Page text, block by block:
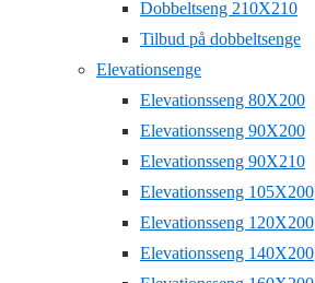
Dobbeltseng 210X210
Tilbud på dobbeltsenge
Elevationsenge
Elevationsseng 80X200
Elevationsseng 90X200
Elevationsseng 90X210
Elevationsseng 105X200
Elevationsseng 120X200
Elevationsseng 140X200